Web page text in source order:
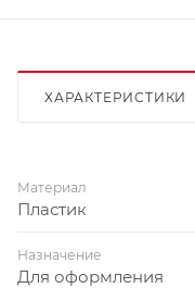
ХАРАКТЕРИСТИКИ
Материал
Пластик
Назначение
Для оформления